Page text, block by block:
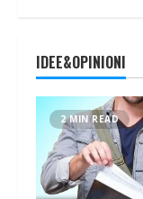
IDEE&OPINIONI
2 MIN READ